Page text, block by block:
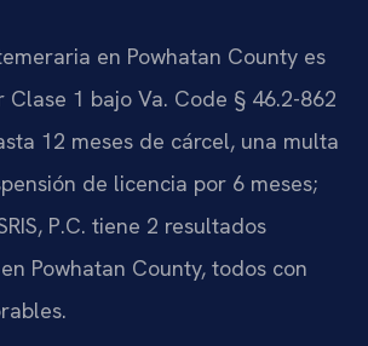
en Powhatan County es
1 bajo Va. Code § 46.2-862
12 meses de cárcel, una multa
de licencia por 6 meses;
P.C. tiene 2 resultados
Powhatan County, todos con